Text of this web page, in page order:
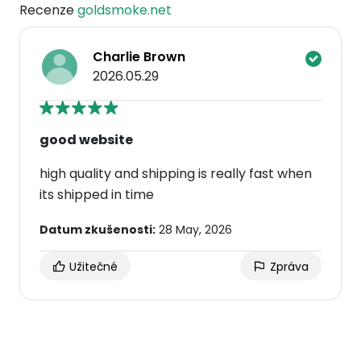
Recenzegoldsmoke.net
Charlie Brown
2026.05.29
good website
high quality and shipping is really fast when
its shipped in time
Datum zkušenosti: 28 May, 2026
Užitečné Zpráva